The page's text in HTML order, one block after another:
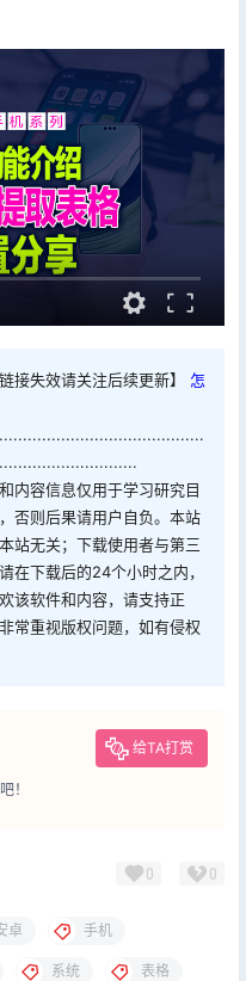
接失效请关注后续更新】 怎
内容信息仅用于学习研究目
否则后果请用户自负。本站
站无关；下载使用者与第三
在下载后的24个小时之内，
该软件和内容，请支持正
常重视版权问题，如有侵权
给TA打赏
！
0 0
卓 手机
系统 表格